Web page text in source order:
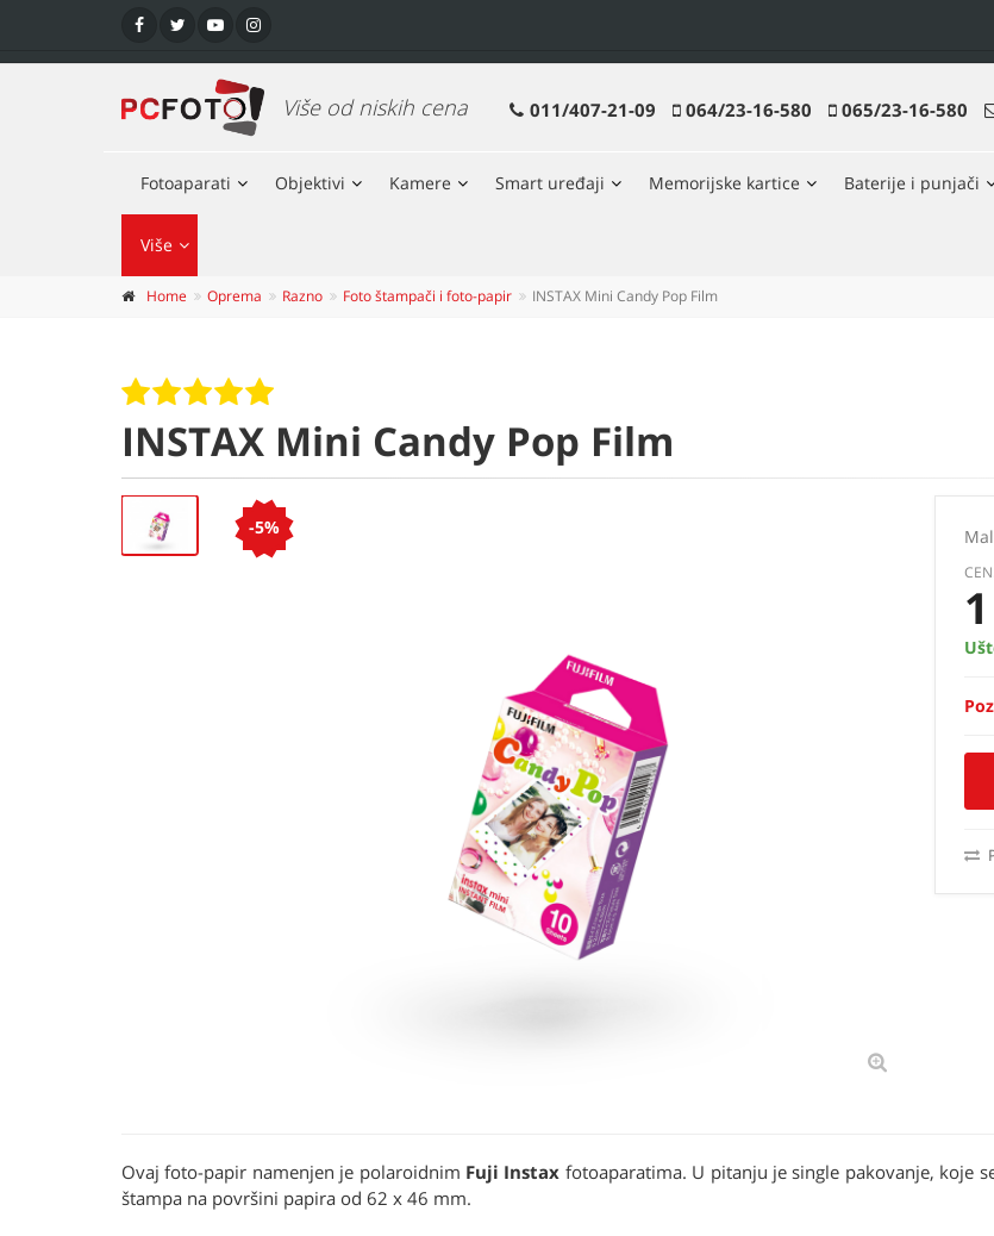
Više od niskih cena 011/407-21-09 064/23-16-580 065/23-16-580
Fotoaparati Objektivi Kamere Smart uređaji Memorijske kartice Baterije i punjači
Više
Home Oprema Razno Foto štampači i foto-papir INSTAX Mini Candy Pop Film
INSTAX Mini Candy Pop Film
-5%
Ovaj foto-papir namenjen je polaroidnim Fuji Instax fotoaparatima. U pitanju je single pakovanje, koje
štampa na površini papira od 62 x 46 mm.